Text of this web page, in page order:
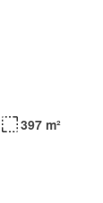
397 m²